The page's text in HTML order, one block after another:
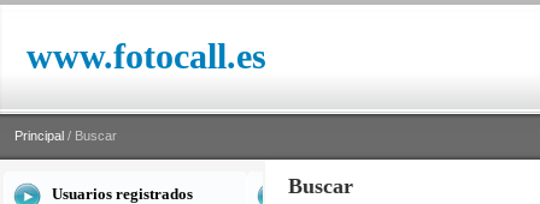
www.fotocall.es
Principal / Buscar
Usuarios registrados Buscar